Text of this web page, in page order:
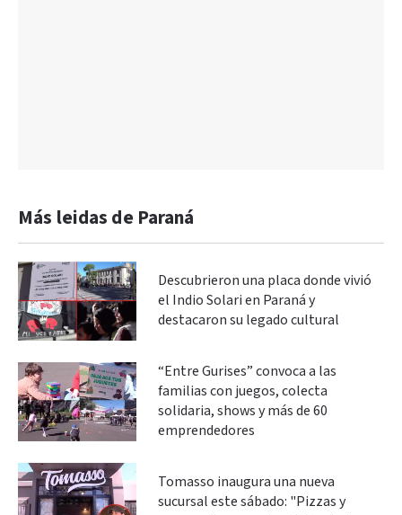
Más leidas de Paraná
Descubrieron una placa donde vivió
el Indio Solari en Paraná y
destacaron su legado cultural
“Entre Gurises” convoca a las
familias con juegos, colecta
solidaria, shows y más de 60
emprendedores
Tomasso inaugura una nueva
sucursal este sábado: "Pizzas y